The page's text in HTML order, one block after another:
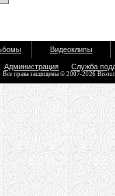
Видеоклипы
Администрация Служба
Все права защищены © 2007-2026